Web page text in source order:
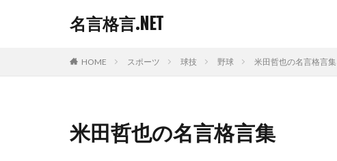
名言格言.NET
HOME スポーツ 球技 野球 米田哲也の名言格言集
米田哲也の名言格言集